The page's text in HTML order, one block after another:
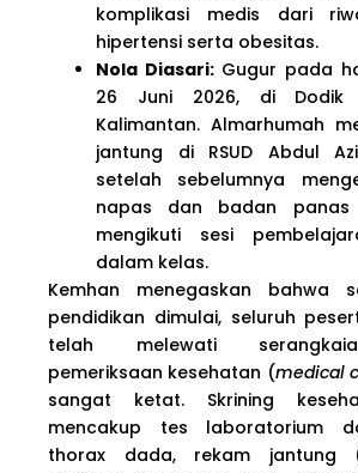
komplikasi medis dari
hipertensi serta obesitas.
Nola Diasari:Gugur pada
26 Juni 2026, di Dodik
Kalimantan. Almarhumah
jantung di RSUD Abdul
setelah sebelumnya
napas dan badan
mengikuti sesi
dalam kelas.
Kemhan menegaskan bahwa
pendidikan dimulai, seluruh
telah melewati
pemeriksaan kesehatan (medical
sangat ketat. Skrining
mencakup tes laboratorium
thorax dada, rekam jantung